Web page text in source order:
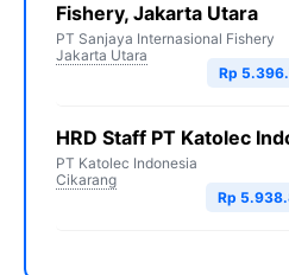
Fishery, Jakarta Utara
PT Sanjaya Internasional Fishery
Jakarta Utara
Rp
HRD Staff PT Katolec
PT Katolec Indonesia
Cikarang
Rp